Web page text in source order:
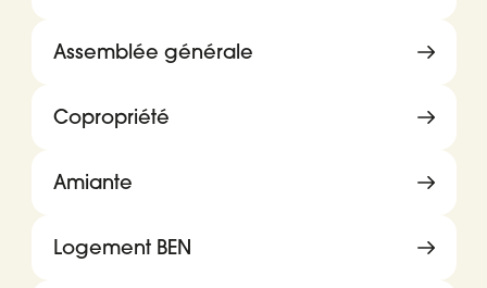
Assemblée générale
Copropriété
Amiante
Logement BEN